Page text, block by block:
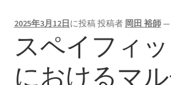
プ
学ぶ(Learn)
個人レッスン＆ガイド(Lesson &
2025年3月12日に投稿投稿者 岡田 裕師—
スペイフィ
におけるマ